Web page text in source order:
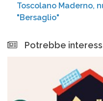
Toscolano Maderno,
"Bersaglio"
Potrebbe